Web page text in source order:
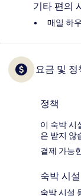
기타 편의
매일 하
요금 및 정
정책
이 숙박 시
은 받지 않
결제 가능
숙박 시
숙박 시설